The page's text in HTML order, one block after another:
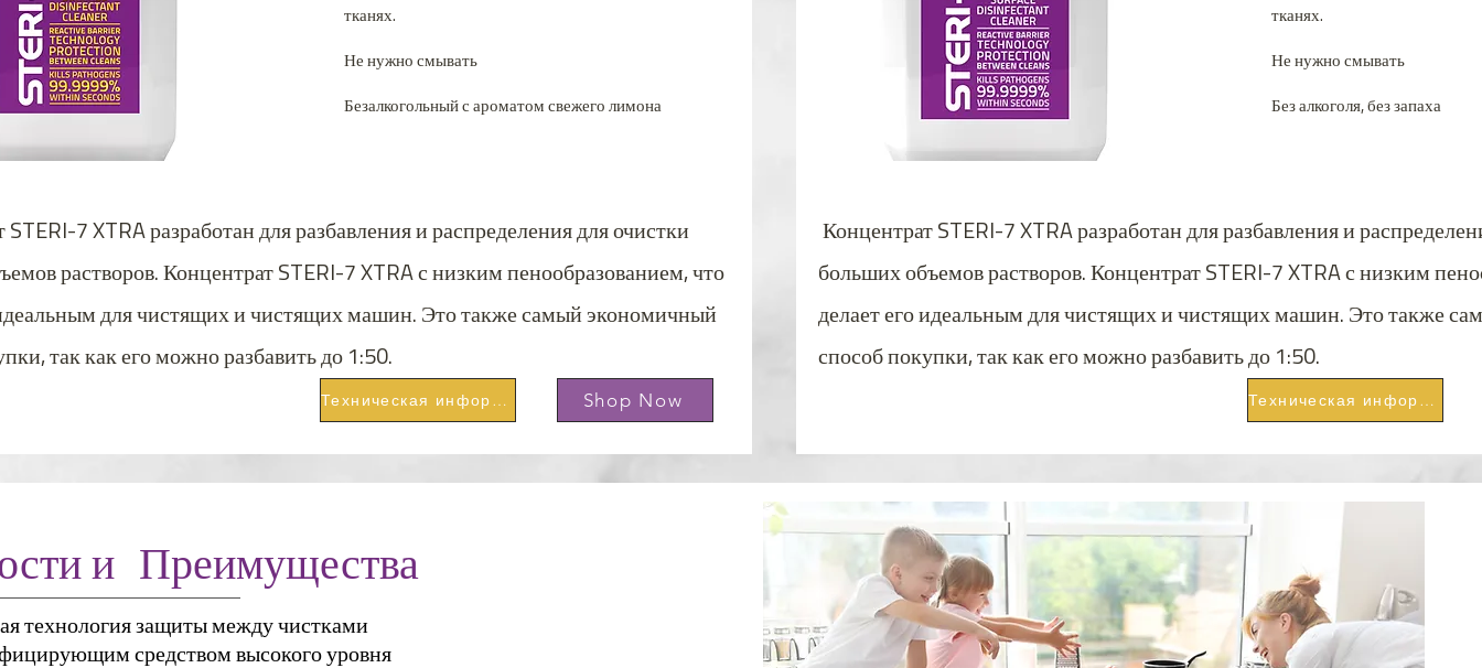
и Преимущества
технология защиты между чистками
средством высокого уровня
7 XTRA разработан для разбавления и распределения для очистки
растворов. Концентрат STERI-7 XTRA с низким пенообразованием, что
для чистящих и чистящих машин. Это также самый экономичный
так как его можно разбавить до 1:50.
тканях.
Не нужно смывать
Безалкогольный с ароматом свежего лимона
Техническая информация Shop Now
Концентрат STERI-7 XTRA разработан для разбавления и
больших объемов растворов. Концентрат STERI-7 XTRA с низким
делает его идеальным для чистящих и чистящих машин. Это также
способ покупки, так как его можно разбавить до 1:50.
тканях.
Не нужно смывать
Без алкоголя, без запаха
Техническая информация